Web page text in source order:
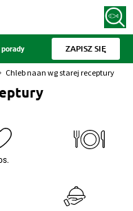
ZAPISZ SIĘ
Chleb naan wg starej receptury